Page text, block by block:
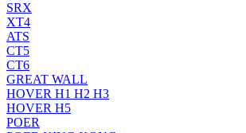
SRX
XT4
ATS
CT5
CT6
GREAT WALL
HOVER H1 H2 H3
HOVER H5
POER